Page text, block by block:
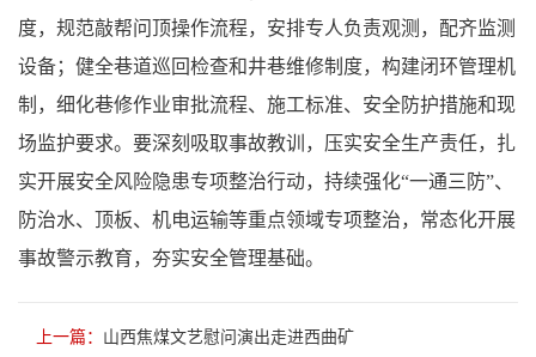
度，规范敲帮问顶操作流程，安排专人负责观测，配齐监测
设备；健全巷道巡回检查和井巷维修制度，构建闭环管理机
制，细化巷修作业审批流程、施工标准、安全防护措施和现
场监护要求。要深刻吸取事故教训，压实安全生产责任，扎
实开展安全风险隐患专项整治行动，持续强化“一通三防”、
防治水、顶板、机电运输等重点领域专项整治，常态化开展
事故警示教育，夯实安全管理基础。
上一篇： 山西焦煤文艺慰问演出走进西曲矿